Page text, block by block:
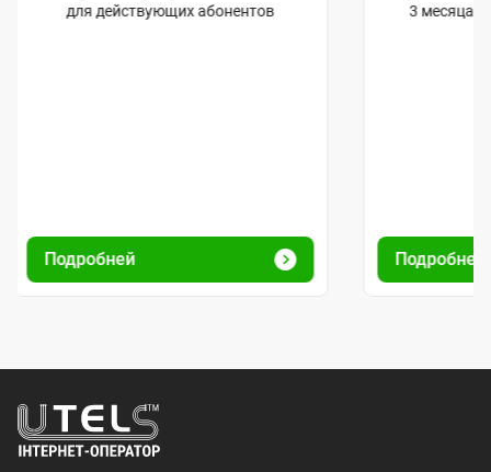
для действующих абонентов
Подробней
3 месяца
Подробней